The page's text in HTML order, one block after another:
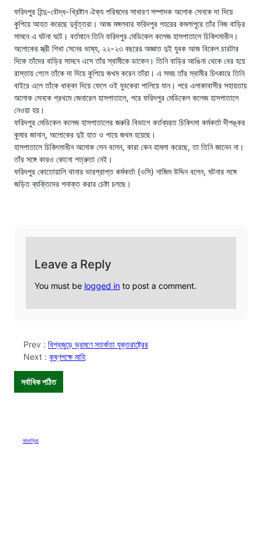
ফরিদপুর হিন্দু-বৌদ্ধ-খ্রিষ্টান ঐক্য পরিষদের সাধারণ সম্পাদক অলোক সেনকে দা দিয়ে
কুপিয়ে আহত করেছে দুর্বৃত্তরা। আজ মঙ্গলবার ফরিদপুর শহরের কমলাপুরে তাঁর নিজ বাড়ির
সামনে এ ঘটনা ঘটে। বর্তমানে তিনি ফরিদপুর মেডিকেল কলেজ হাসপাতালে চিকিৎসাধীন।
অলোকের স্ত্রী শিখা সেনের ভাষ্য, ২২-২৩ বছরের অজ্ঞাত দুই যুবক আজ বিকেল চারটার
দিকে তাঁদের বাড়ির সামনে এসে তাঁর স্বামীকে ডাকেন। তিনি বাড়ির আঙিনা থেকে বের হয়ে
রাস্তায় গেলে তাঁকে দা দিয়ে কুপিয়ে জখম করেন তাঁরা। এ সময় তাঁর স্বামীর চিৎকারে তিনি
বাইরে এলে তাঁকে ধাক্কা দিয়ে ফেলে ওই যুবকেরা পালিয়ে যান। পরে এলাকাবাসীর সহায়তায়
অলোক সেনকে প্রথমে জেনারেল হাসপাতালে, পরে ফরিদপুর মেডিকেল কলেজ হাসপাতালে
নেওয়া হয়।
ফরিদপুর মেডিকেল কলেজ হাসপাতালের জরুরি বিভাগে কর্তব্যরত চিকিৎসা কর্মকর্তা দীপঙ্কর
কুমার জানান, অলোকের দুই হাত ও পায়ে জখম হয়েছে।
হাসপাতালে চিকিৎসাধীন অলোক সেন বলেন, কারা কেন হামলা করেছে, তা তিনি জানেন না।
তাঁর সঙ্গে কারও কোনো শত্রুতা নেই।
ফরিদপুর কোতোয়ালি থানার ভারপ্রাপ্ত কর্মকর্তা (ওসি) নাজিম উদ্দিন বলেন, ঘটনার সঙ্গে
জড়িত ব্যক্তিদের শনাক্ত করার চেষ্টা চলছে।
Leave a Reply
You must be logged in to post a comment.
Prev : বিশ্বজুড়ে ভ্রমণে সতর্কতা যুক্তরাষ্ট্রের
Next : কৃষ্ণপক্ষে মাহি
সর্বাধিক পঠিত
মঠবাড়িয়া